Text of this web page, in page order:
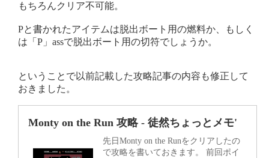
もちろんクリア不可能。
Pと書かれたアイテムは脱出ボート用の燃料か、もしく
は「P」assで脱出ボート用の切符でしょうか。
ということで以前記載した攻略記事の内容も修正して
おきました。
Monty on the Run 攻略 - 徒然ちょっとメモ'
先日Monty on the Runをクリアしたの
で攻略を書いておきます。 前回ポイ